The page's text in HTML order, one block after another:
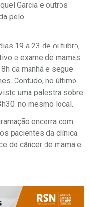
Garcia e outros
pelo
19 a 23 de outubro,
e exame de mamas
da manhã e segue
Contudo, no último
uma palestra sobre
no mesmo local.
encerra com
pacientes da clínica.
do câncer de mama e